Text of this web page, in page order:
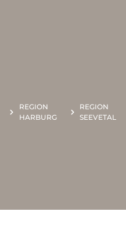
REGION
HARBURG
REGION
SEEVETAL